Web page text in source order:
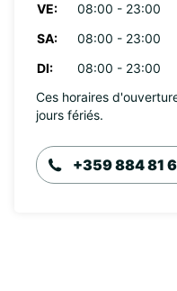
VE:
08:00 - 23:00
SA:
08:00 - 23:00
DI:
08:00 - 23:00
Ces horaires
jours fériés.
+359 884 81